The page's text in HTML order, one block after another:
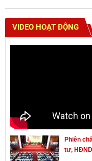
VIDEO HOẠT ĐỘNG
Phiên
tư,